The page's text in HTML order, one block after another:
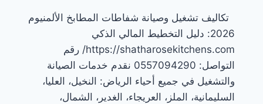
تكاليف تشغيل وصيانة شفاطات المطابخ الألمنيوم
2026: دليل التخطيط المالي الذكي
https://shatharosekitchens.com/ رقم
التواصل: 0557094290 نقدم خدمات الصيانة
والتشغيل في جميع أحياء الرياض: النخيل، العليا،
السليمانية، الملز، العريجاء، الغدير، الشمال،